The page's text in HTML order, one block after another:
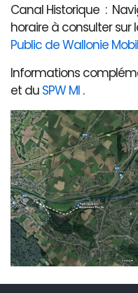
Canal Historique :
horaire à consulter sur
Public de Wallonie
Informations
et du SPW MI .